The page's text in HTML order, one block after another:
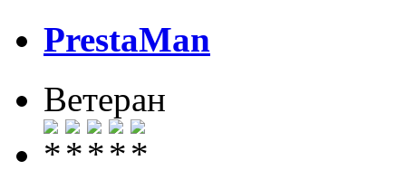
PrestaMan
Ветеран